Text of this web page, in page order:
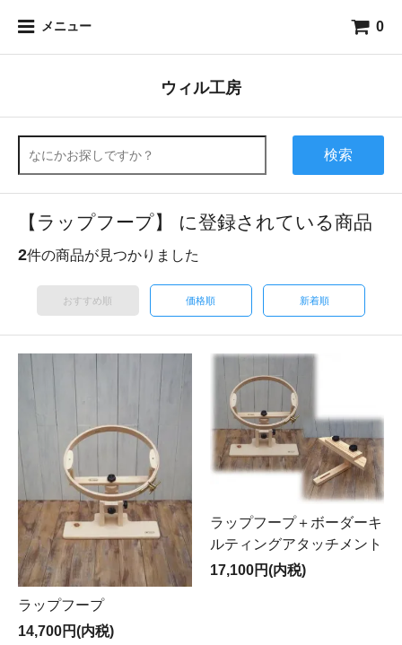
メニュー 0
ウィル工房
検索
【ラップフープ】 に登録されている商品
2件の商品が見つかりました
おすすめ順 価格順 新着順
ラップフープ
14,700円(内税)
ラップフープ＋ボーダーキ
ルティングアタッチメント
17,100円(内税)